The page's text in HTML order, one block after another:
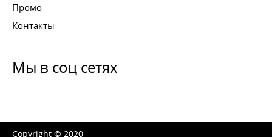
Промо
Контакты
Мы в соц сетях
Copyright © 2020